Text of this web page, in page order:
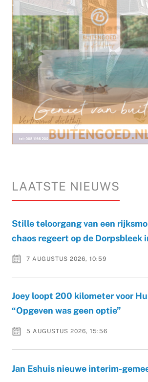
LAATSTE NIEUWS
Stille teloorgang van een
chaos regeert op de Dorpsbleek
7 AUGUSTUS 2026, 10:59
Joey loopt 200 kilometer voor
“Opgeven was geen optie”
5 AUGUSTUS 2026, 15:56
Jan Eshuis nieuwe interim-